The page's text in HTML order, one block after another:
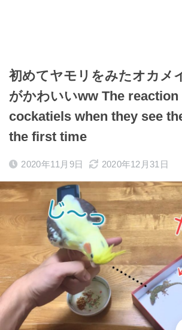
初めてヤモリをみたオカメ
がかわいいww The reaction
cockatiels when they see
the first time
2020年11月9日 2020年12月31日